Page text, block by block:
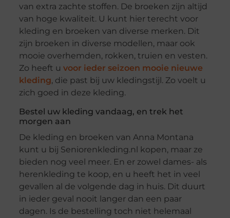
van extra zachte stoffen. De broeken zijn altijd
van hoge kwaliteit. U kunt hier terecht voor
kleding en broeken van diverse merken. Dit
zijn broeken in diverse modellen, maar ook
mooie overhemden, rokken, truien en vesten.
Zo heeft u voor ieder seizoen mooie nieuwe
kleding, die past bij uw kledingstijl. Zo voelt u
zich goed in deze kleding.
Bestel uw kleding vandaag, en trek het
morgen aan
De kleding en broeken van Anna Montana
kunt u bij Seniorenkleding.nl kopen, maar ze
bieden nog veel meer. En er zowel dames- als
herenkleding te koop, en u heeft het in veel
gevallen al de volgende dag in huis. Dit duurt
in ieder geval nooit langer dan een paar
dagen. Is de bestelling toch niet helemaal